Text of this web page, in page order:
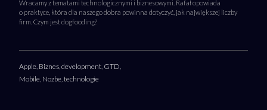
Wracamy z tematami technologicznymi i biznesowymi. Rafał opowiada
o praktyce, która dla naszego dobra powinna dotyczyć, jak największej liczby
firm. Czym jest dogfooding?
Apple Biznes development GTD
Mobile Nozbe technologie